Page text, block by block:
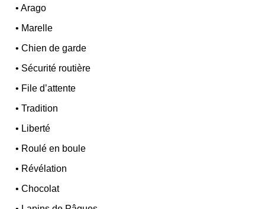
•Arago
• Marelle
•Chien de garde
• Sécurité routière
• File d’attente
•Tradition
• Liberté
• Roulé en boule
• Révélation
•Chocolat